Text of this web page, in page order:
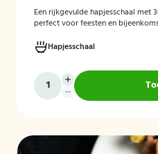
Een rijkgevulde hapjesschaal met
perfect voor feesten en
Hapjesschaal